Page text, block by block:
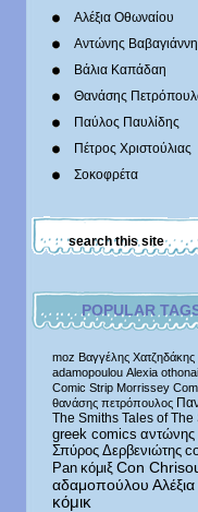
Αλέξια Οθωναίου
Αντώνης
Βάλια Καπάδαη
Θανάσης
Παύλος Παυλίδης
Πέτρος Χριστούλιας
Σοκοφρέτα
POPULAR
moz Βαγγέλης Χατζηδάκης
adamopoulou Alexia
Comic Strip Morrissey
θανάσης πετρόπουλος
The Smiths Tales of The
greek comics αντώνης
Σπύρος Δερβενιώτης
Pan κόμιξ Con
αδαμοπούλου
κόμικ